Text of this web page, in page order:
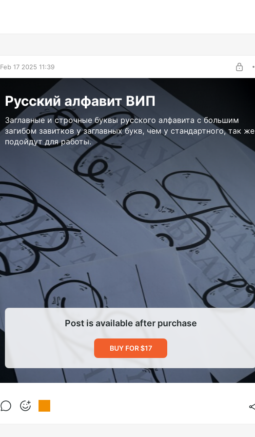
Feb 17 2025 11:39
Русский алфавит ВИП
Заглавные и строчные буквы русского алфавита с большим
загибом завитков у заглавных букв, чем у стандартного, так же
подойдут для работы.
Post is available after purchase
BUY FOR $17